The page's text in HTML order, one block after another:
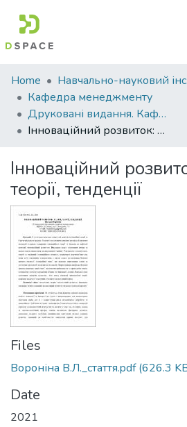
Communities
&
Collections
All of DSpace
Statistics
Home
Кафедра менеджменту
Друковані видання. Кафедра менеджменту ім. І.А. Маркіної
Інноваційний розвиток: етапи, теорії, тенденції
Інноваційний
теорії, тенденції
Files
Вороніна В.Л._стаття.pdf(626.3
Date
2021